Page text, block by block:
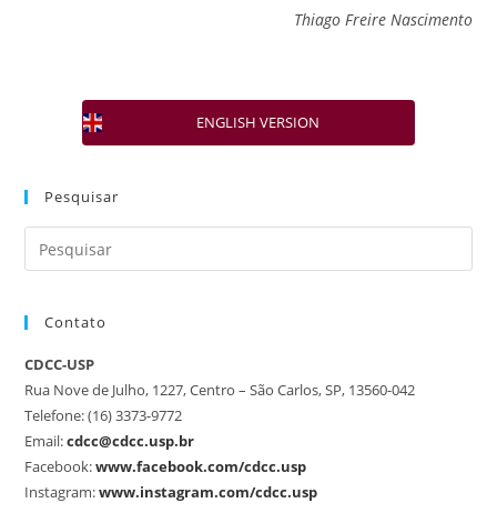
Thiago Freire Nascimento
ENGLISH VERSION
Pesquisar
Contato
CDCC-USP
Rua Nove de Julho, 1227, Centro – São Carlos, SP, 13560-042
Telefone: (16) 3373-9772
Email:cdcc@cdcc.usp.br
Facebook:www.facebook.com/cdcc.usp
Instagram:www.instagram.com/cdcc.usp